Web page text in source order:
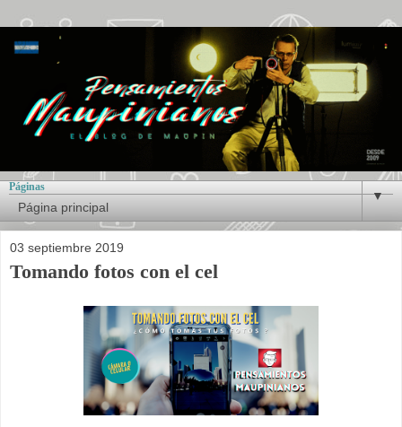
Páginas
▼
03 septiembre 2019
Tomando fotos con el cel